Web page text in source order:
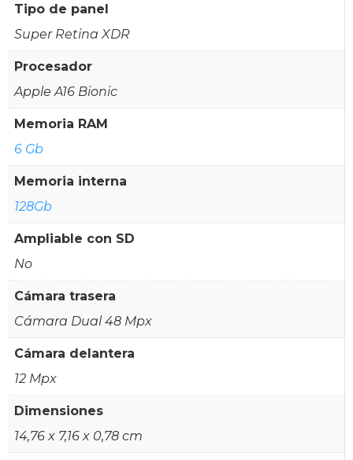
Tipo de panel
Super Retina XDR
Procesador
Apple A16 Bionic
Memoria RAM
6 Gb
Memoria interna
128Gb
Ampliable con SD
No
Cámara trasera
Cámara Dual 48 Mpx
Cámara delantera
12 Mpx
Dimensiones
14,76 x 7,16 x 0,78 cm